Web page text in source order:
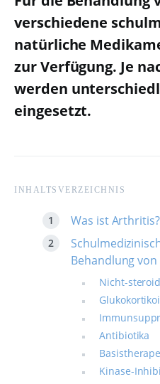
verschiedene
natürliche
zur Verfügung. Je
werden
eingesetzt.
INHALTSVERZEICHNIS
Was ist Arthritis?
Behandlung
Nicht-
Antibiotika
Kinase-